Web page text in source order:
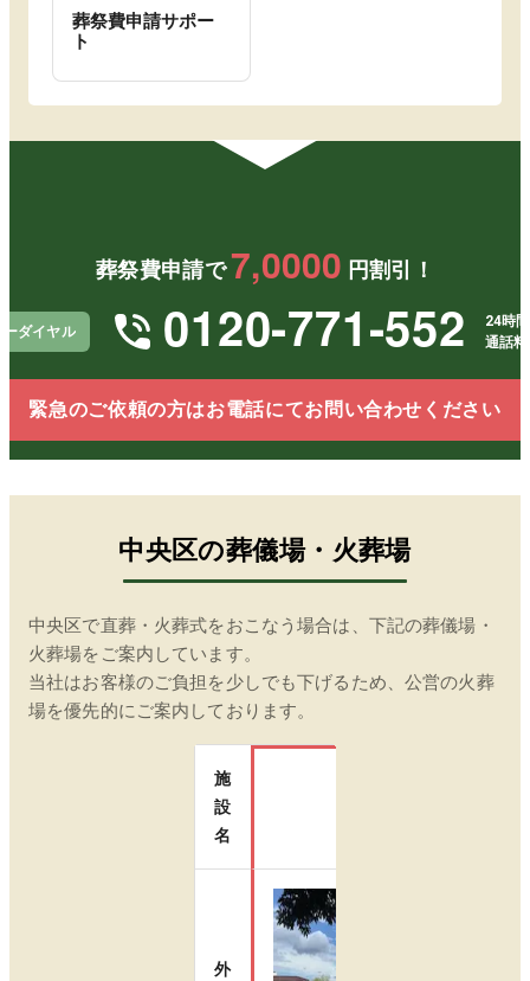
葬祭費申請サポー
ト
葬祭費申請で 7,0000 円割引！
ーダイヤル 0120-771-552
24時
通話
緊急のご依頼の方はお電話にてお問い合わせください
中央区の葬儀場・火葬場
中央区で直葬・火葬式をおこなう場合は、下記の葬儀場・
火葬場をご案内しています。
当社はお客様のご負担を少しでも下げるため、公営の火葬
場を優先的にご案内しております。
施
設
名
外